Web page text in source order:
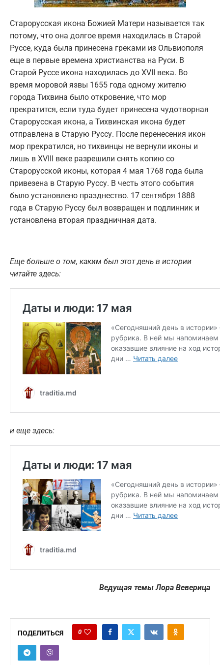
Старорусская икона Божией Матери называется так
потому, что она долгое время находилась в Старой
Руссе, куда была принесена греками из Ольвиополя
еще в первые времена христианства на Руси. В
Старой Руссе икона находилась до XVII века. Во
время моровой язвы 1655 года одному жителю
города Тихвина было откровение, что мор
прекратится, если туда будет принесена чудотворная
Старорусская икона, а Тихвинская икона будет
отправлена в Старую Руссу. После перенесения икон
мор прекратился, но тихвинцы не вернули иконы и
лишь в XVIII веке разрешили снять копию со
Старорусской иконы, которая 4 мая 1768 года была
привезена в Старую Руссу. В честь этого события
было установлено празднество. 17 сентября 1888
года в Старую Руссу был возвращен и подлинник и
установлена вторая праздничная дата.
Еще больше о том, каким был этот день в истории
читайте здесь:
и еще здесь:
Ведущая темы Лора Веверица
ПОДЕЛИТЬСЯ 0